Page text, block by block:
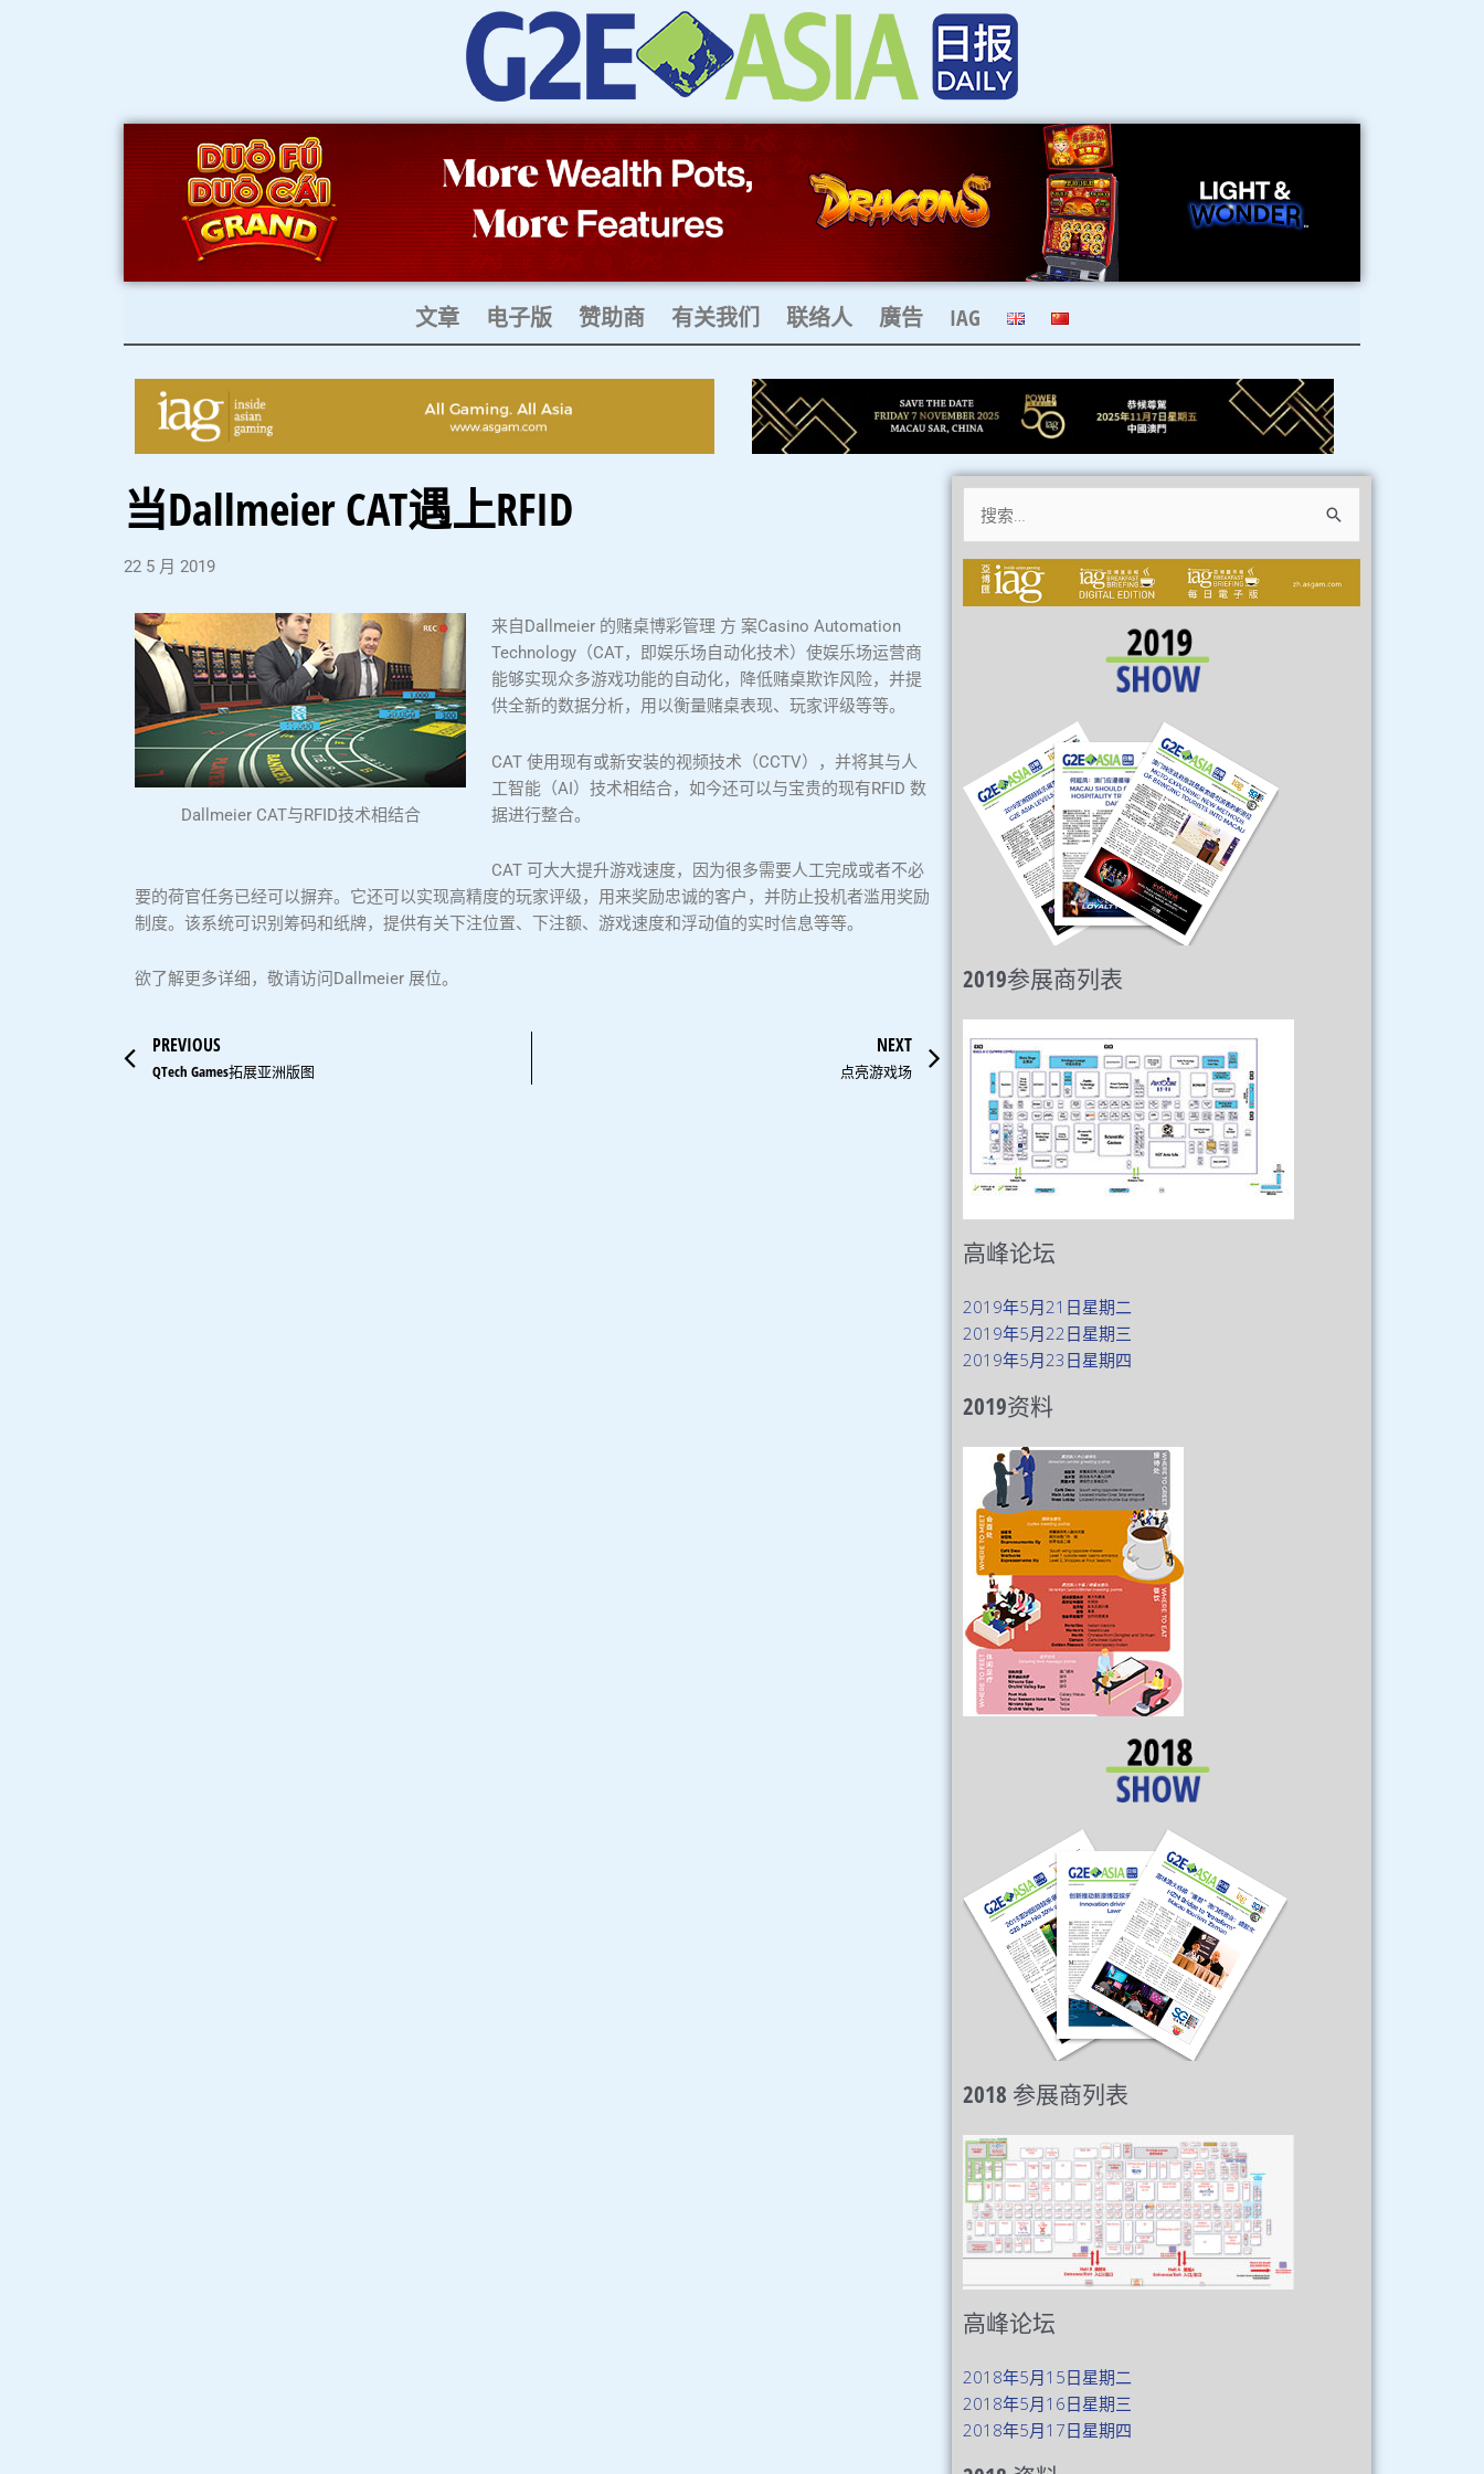
文章 电子版 赞助商​ 有关我们 联络人 廣告 IAG
当Dallmeier CAT遇上RFID
22 5 月 2019
Dallmeier CAT与RFID技术相结合
来自Dallmeier 的赌桌博彩管理 方 案Casino Automation
Technology（CAT，即娱乐场自动化技术）使娱乐场运营商
能够实现众多游戏功能的自动化，降低赌桌欺诈风险，并提
供全新的数据分析，用以衡量赌桌表现、玩家评级等等。
CAT 使用现有或新安装的视频技术（CCTV），并将其与人
工智能（AI）技术相结合，如今还可以与宝贵的现有RFID 数
据进行整合。
CAT 可大大提升游戏速度，因为很多需要人工完成或者不必
要的荷官任务已经可以摒弃。它还可以实现高精度的玩家评级，用来奖励忠诚的客户，并防止投机者滥用奖励
制度。该系统可识别筹码和纸牌，提供有关下注位置、下注额、游戏速度和浮动值的实时信息等等。
欲了解更多详细，敬请访问Dallmeier 展位。
Prev
PREVIOUS
QTech Games拓展亚洲版图
NEXT
点亮游戏场
Next
索：
2019参展商列表
高峰论坛
2019年5月21日星期二
2019年5月22日星期三
2019年5月23日星期四
2019资料​
2018 参展商列表
高峰论坛
2018年5月15日星期二
2018年5月16日星期三
2018年5月17日星期四